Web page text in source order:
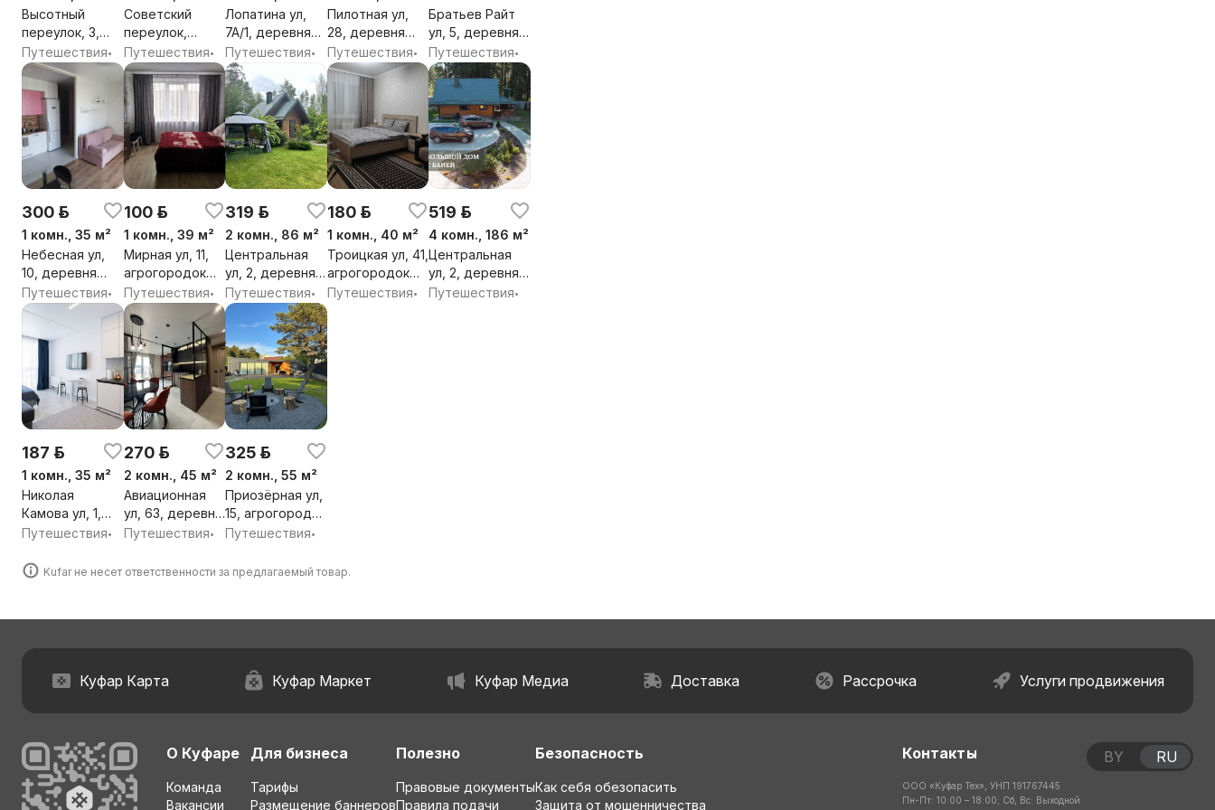
Высотный
переулок, 3,
деревня
Марьяливо,
Острошицко-
Городокский
сельсовет,
Минский район,
Минская обл.
Путешествия•
Советский
переулок,
агрогородок
Ратомка,
Ждановичский
сельсовет,
Минский район,
Минская обл.
Путешествия•
Лопатина ул,
7А/1, деревня
Копище,
Боровлянский
сельсовет,
Минский район,
Минская обл.
Путешествия•
Пилотная ул,
28, деревня
Копище,
Боровлянский
сельсовет,
Минский район,
Минская обл.
Путешествия•
Братьев Райт
ул, 5, деревня
Копище,
Боровлянский
сельсовет,
Минский район,
Минская обл.
Путешествия•
300 р.
1 комн., 35 м²
Небесная ул,
10, деревня
Копище,
Боровлянский
сельсовет,
Минский район,
Минская обл.
Путешествия•
100 р.
1 комн., 39 м²
Мирная ул, 11,
агрогородок
Лесной,
Боровлянский
сельсовет,
Минский район,
Минская обл.
Путешествия•
319 р.
2 комн., 86 м²
Центральная
ул, 2, деревня
Лихачи,
Горанский
сельсовет,
Минский район,
Минская обл.
Путешествия•
180 р.
1 комн., 40 м²
Троицкая ул, 41,
агрогородок
Лесной,
Боровлянский
сельсовет,
Минский район,
Минская обл.
Путешествия•
519 р.
4 комн., 186 м²
Центральная
ул, 2, деревня
Лихачи,
Путешествия•
187 р.
1 комн., 35 м²
Николая
Камова ул, 1,
деревня
Боровлянский
Минская обл.
Путешествия•
270 р.
2 комн., 45 м²
Авиационная
ул, 63, деревня
Копище,
сельсовет,
Путешествия•
325 р.
2 комн., 55 м²
Приозёрная ул,
15, агрогородок
Ратомка,
сельсовет,
Путешествия•
Kufar не несет ответственности за предлагаемый товар.
Куфар Карта Куфар Маркет Куфар Медиа Доставка Рассрочка Услуги продвижения
О Куфаре
Команда
Вакансии
Для бизнеса
Тарифы
Размещение баннеров
Полезно
Правовые документы
Правила подачи
Безопасность
Как себя обезопасить
Защита от мошенничества
Контакты
ООО «Куфар Тех», УНП 191767445
Пн-Пт: 10:00 – 18:00; Сб, Вс: Выходной
BY RU